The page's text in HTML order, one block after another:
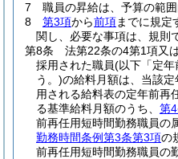
7
職員の昇給は、予算の範
8
第3項から前項までに規定
関し、必要な事項は、規則
第8条
法第22条の4第1項又
採用された職員(以下「定年
う。)の給料月額は、当該
用される給料表の定年前再
る基準給料月額のうち、 第
前再任用短時間勤務職員の
勤務時間条例第3条第3項の
前再任用短時間勤務職員の